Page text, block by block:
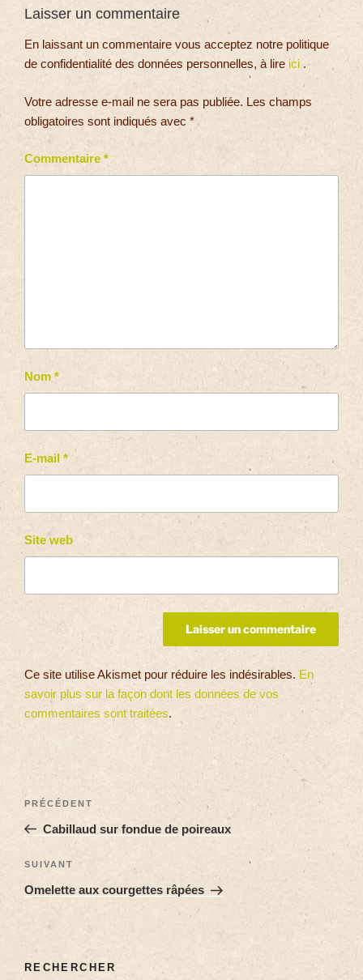
Laisser un commentaire
En laissant un commentaire vous acceptez notre politique
de confidentialité des données personnelles, à lire ici .
Votre adresse e-mail ne sera pas publiée. Les champs
obligatoires sont indiqués avec *
Commentaire *
Nom *
E-mail *
Site web
Ce site utilise Akismet pour réduire les indésirables. En
savoir plus sur la façon dont les données de vos
commentaires sont traitées.
PRÉCÉDENT
Cabillaud sur fondue de poireaux
SUIVANT
Omelette aux courgettes râpées
RECHERCHER